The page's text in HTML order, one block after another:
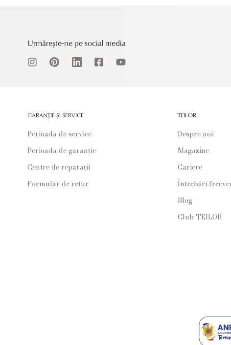
Urmărește-ne pe social media
GARANȚIE ȘI SERVICE
Perioada de service
Perioada de garanție
Centre de reparații
Formular de retur
TEILOR
Despre noi
Magazine
Cariere
Întrebări
Blog
Club TEILOR